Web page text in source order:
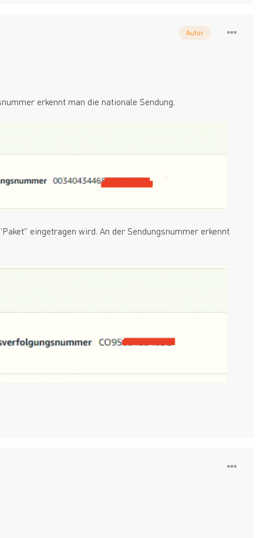
Autor
erkennt man die nationale Sendung.
eingetragen wird. An der Sendungsnummer erkennt